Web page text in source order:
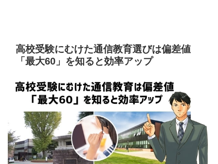
高校受験にむけた通信教育選びは偏差値
「最大60」を知ると効率アップ